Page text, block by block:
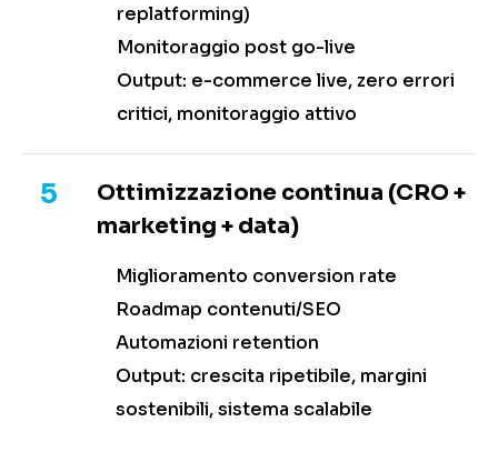
replatforming)
Monitoraggio post go-live
Output: e-commerce live, zero errori
critici, monitoraggio attivo
5
Ottimizzazione continua (CRO +
marketing + data)
Miglioramento conversion rate
Roadmap contenuti/SEO
Automazioni retention
Output: crescita ripetibile, margini
sostenibili, sistema scalabile